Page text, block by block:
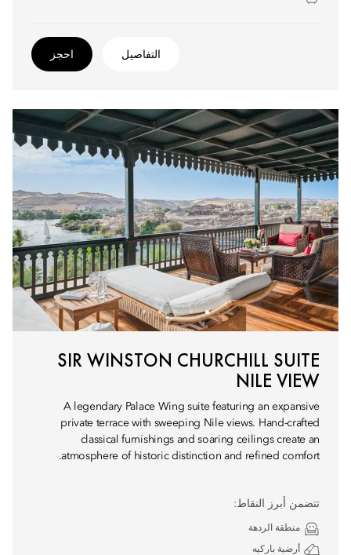
التفاصيل احجز
SIR WINSTON CHURCHILL SUITE
NILE VIEW
A legendary Palace Wing suite featuring an expansive
private terrace with sweeping Nile views. Hand-crafted
classical furnishings and soaring ceilings create an
atmosphere of historic distinction and refined comfort.
تتضمن أبرز النقاط:
منطقة الردهة
أرضية باركيه